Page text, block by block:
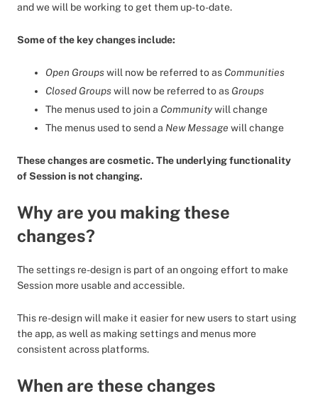
and we will be working to get them up-to-date.
Some of the key changes include:
Open Groupswill now be referred to as Communities
Closed Groupswill now be referred to as Groups
The menus used to join a Communitywill change
The menus used to send a New Message will change
These changes are cosmetic. The underlying functionality
of Session is not changing.
Why are you making these
changes?
The settings re-design is part of an ongoing effort to make
Session more usable and accessible.
This re-design will make it easier for new users to start using
the app, as well as making settings and menus more
consistent across platforms.
When are these changes